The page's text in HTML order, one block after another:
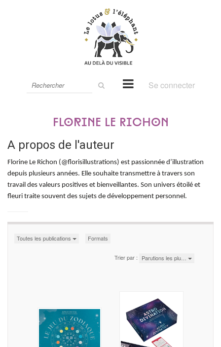
le
Se connecter
Florine Le Richon
A propos de l'auteur
Florine Le Richon (@florisillustrations) est passionnée d’illustration
depuis plusieurs années. Elle souhaite transmettre à travers son
travail des valeurs positives et bienveillantes. Son univers étoilé et
fleuri traite souvent des sujets de développement personnel.
Toutes les publications Formats
Trier par : Parutions les plu…